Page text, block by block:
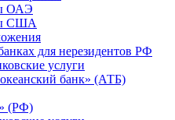
ОАЭ
США
для нерезидентов РФ
услуги
банк» (АТБ)
(РФ)